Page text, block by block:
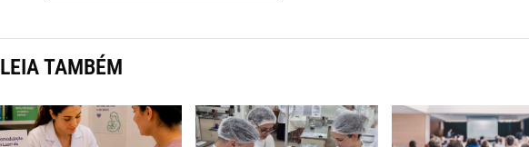
LEIA TAMBÉM